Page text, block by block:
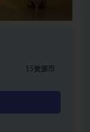
15资源币